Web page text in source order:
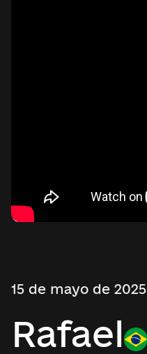
15 de mayo de 2025
Rafael